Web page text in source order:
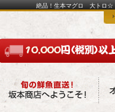
絶品！生本マグロ 大トロ☆